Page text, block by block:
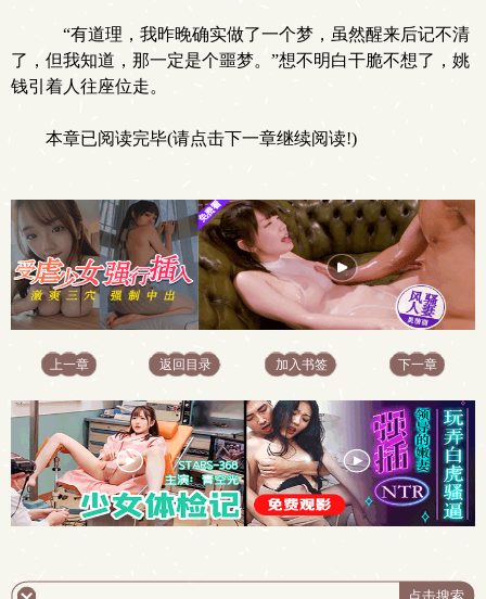
“有道理，我昨晚确实做了一个梦，虽然醒来后记不清
了，但我知道，那一定是个噩梦。”想不明白干脆不想了，姚
钱引着人往座位走。
本章已阅读完毕(请点击下一章继续阅读!)
上一章 返回目录 加入书签 下一章